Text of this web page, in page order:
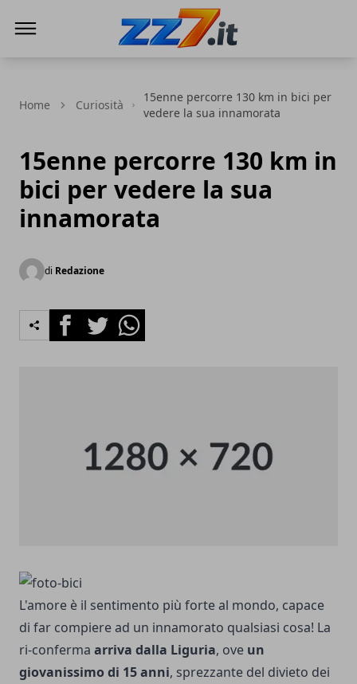
Home Curiosità
15enne percorre 130 km in bici per
vedere la sua innamorata
15enne percorre 130 km in
bici per vedere la sua
innamorata
di Redazione
FacebookTwitterWhatsapp
L'amore è il sentimento più forte al mondo, capace
di far compiere ad un innamorato qualsiasi cosa! La
ri-conferma arriva dalla Liguria, ove un
giovanissimo di 15 anni, sprezzante del divieto dei